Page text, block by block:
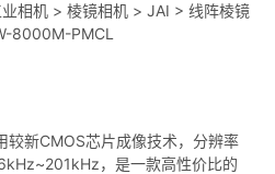
业相机 >棱镜相机 >JAI >线阵棱镜
8000M-PMCL
新CMOS芯片成像技术，分辨率
，是一款高性价比的